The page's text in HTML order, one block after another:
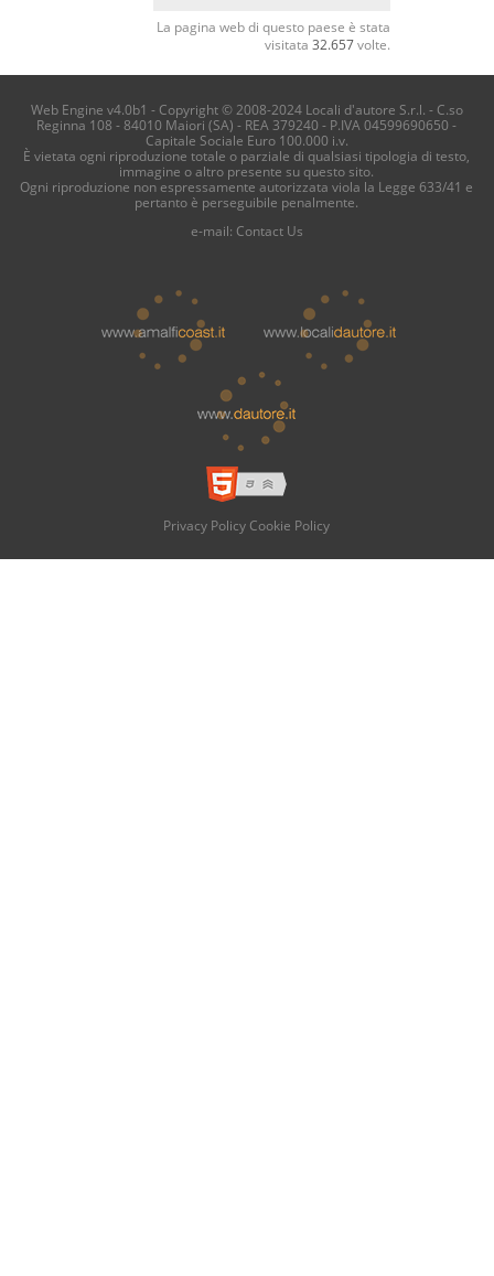
La pagina web di questo paese è stata
visitata 32.657volte.
Web Engine v4.0b1 - Copyright © 2008-2024 Locali d'autore S.r.l. - C.so
Reginna 108 - 84010 Maiori (SA) - REA 379240 - P.IVA 04599690650 -
Capitale Sociale Euro 100.000 i.v.
È vietata ogni riproduzione totale o parziale di qualsiasi tipologia di testo,
immagine o altro presente su questo sito.
Ogni riproduzione non espressamente autorizzata viola la Legge 633/41 e
pertanto è perseguibile penalmente.
e-mail: Contact Us
Privacy Policy Cookie Policy